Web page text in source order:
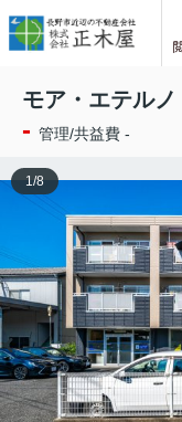
この物
モア・エテルノ
- 管理/共益費 -
1/8